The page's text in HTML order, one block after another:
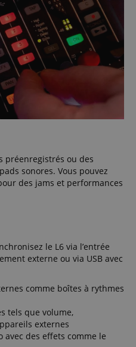
préenregistrés ou des
sonores. Vous pouvez
des jams et performances
le L6 via l’entrée
externe ou via USB avec
comme boîtes à rythmes
tels que volume,
externes
des effets comme le